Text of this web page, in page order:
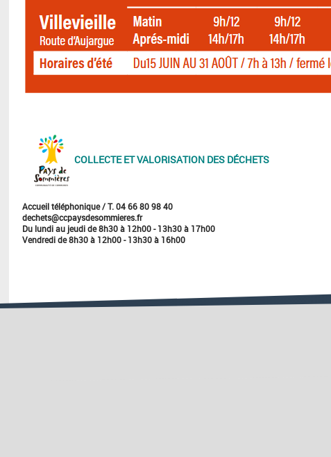
COLLECTE ET VALORISATION DES DÉCHETS
Accueil téléphonique / T. 04 66 80 98 40
dechets@ccpaysdesommieres.fr
Du lundi au jeudi de 8h30 à 12h00 - 13h30 à 17h00
Vendredi de 8h30 à 12h00 - 13h30 à 16h00